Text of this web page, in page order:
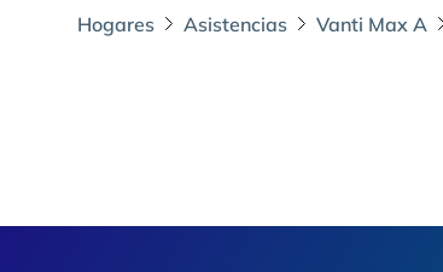
Hogares Asistencias Vanti Max A